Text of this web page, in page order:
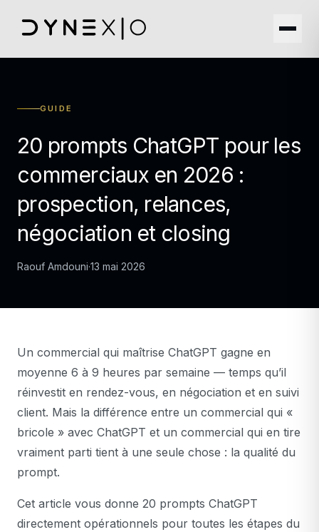
GUIDE
20 prompts ChatGPT pour les
commerciaux en 2026 :
prospection, relances,
négociation et closing
Raouf Amdouni·13 mai 2026
Un commercial qui maîtrise ChatGPT gagne en
moyenne 6 à 9 heures par semaine — temps qu’il
réinvestit en rendez-vous, en négociation et en suivi
client. Mais la différence entre un commercial qui «
bricole » avec ChatGPT et un commercial qui en tire
vraiment parti tient à une seule chose : la qualité du
prompt.
Cet article vous donne 20 prompts ChatGPT
directement opérationnels pour toutes les étapes du